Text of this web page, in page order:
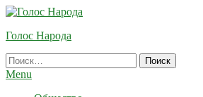
Skip
Content
Голос Народа
Найти:
Menu